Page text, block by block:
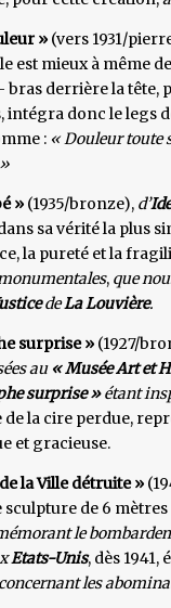
» (vers 1931/
est mieux à même de
bras derrière la tête,
intégra donc le legs
: « Douleur toute
» (1935/bronze), d’
sa vérité la plus
la pureté et la
, que
deLa Louvière.
surprise » (1927/
au « Musée Art et
surprise »étant
la cire perdue,
et gracieuse.
la Ville détruite »
sculpture de 6
le
Etats-Unis, dès
les